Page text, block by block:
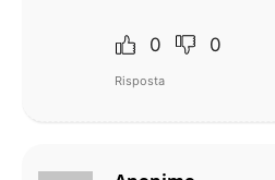
0 0
Risposta